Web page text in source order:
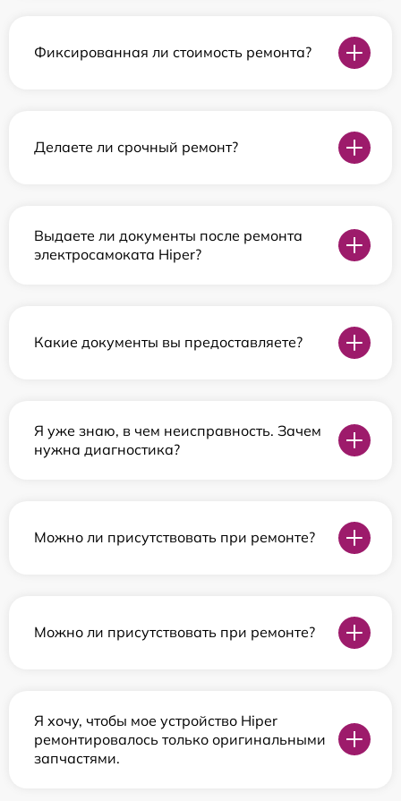
Фиксированная ли стоимость ремонта?
Делаете ли срочный ремонт?
Выдаете ли документы после ремонта
электросамоката Hiper?
Какие документы вы предоставляете?
Я уже знаю, в чем неисправность. Зачем
нужна диагностика?
Можно ли присутствовать при ремонте?
Можно ли присутствовать при ремонте?
Я хочу, чтобы мое устройство Hiper
ремонтировалось только оригинальными
запчастями.